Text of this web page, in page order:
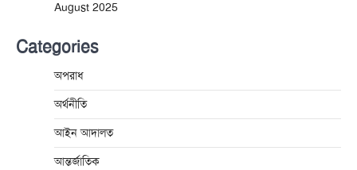
August 2025
Categories
অপরাধ
অর্থনীতি
আইন আদালত
আন্তর্জাতিক